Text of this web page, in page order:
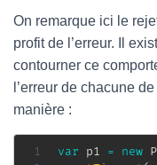
On remarque ici le
profit de l’erreur. Il
contourner ce
l’erreur de chacune
manière :
var p1 = new